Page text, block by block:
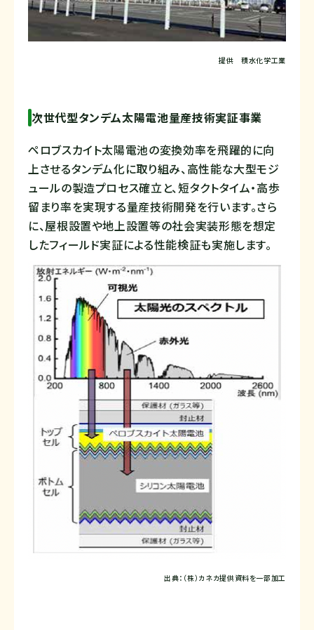
提供 積水化学工業
次世代型タンデム太陽電池量産技術実証事業
ペロブスカイト太陽電池の変換効率を飛躍的に向
上させるタンデム化に取り組み、高性能な大型モジ
ュールの製造プロセス確立と、短タクトタイム・高歩
留まり率を実現する量産技術開発を行います。さら
に、屋根設置や地上設置等の社会実装形態を想定
したフィールド実証による性能検証も実施します。
出典：（株）カネカ提供資料を一部加工